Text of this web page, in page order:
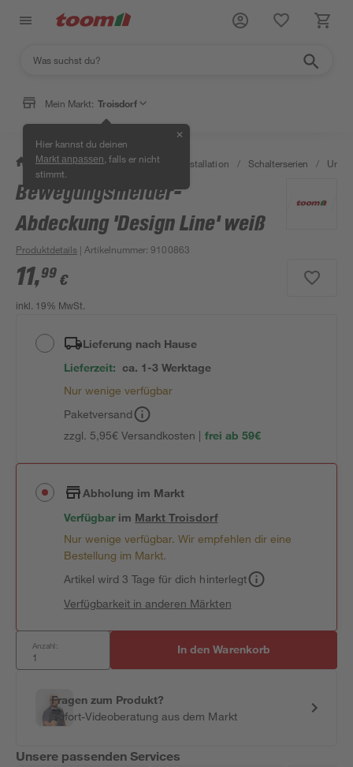
Mein Markt: Troisdorf
Hier kannst du deinen
Markt anpassen , falls er nicht
stimmt.
✕
/ Bauen & Renovieren / Elektroinstallation / Schalterserien /
Bewegungsmelder-
Abdeckung 'Design Line' weiß
Produktdetails | Artikelnummer:9100863
11,99 €
inkl. 19% MwSt.
Lieferung nach Hause
Lieferzeit: ca. 1-3 Werktage
Nur wenige verfügbar
Paketversand
zzgl. 5,95€ Versandkosten | frei ab 59€
Abholung im Markt
Verfügbar im MarktTroisdorf
Nur wenige verfügbar. Wir empfehlen dir eine
Bestellung im Markt.
Artikel wird 3 Tage für dich hinterlegt
Verfügbarkeit in anderen Märkten
Anzahl: In den Warenkorb
Fragen zum Produkt?
Sofort-Videoberatung aus dem Markt
Unsere passenden Services